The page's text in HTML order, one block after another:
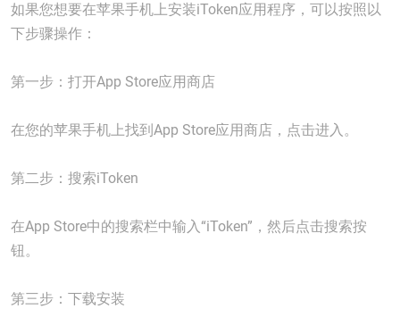
如果您想要在苹果手机上安装iToken应用程序，可以按照以
下步骤操作：
第一步：打开App Store应用商店
在您的苹果手机上找到App Store应用商店，点击进入。
第二步：搜索iToken
在App Store中的搜索栏中输入“iToken”，然后点击搜索按
钮。
第三步：下载安装